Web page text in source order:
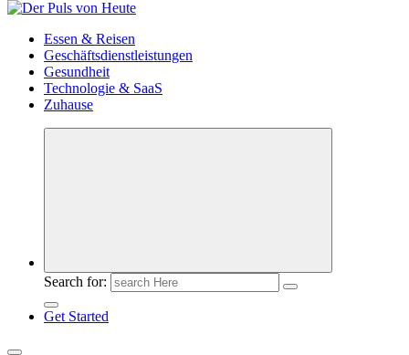
Meldungen die Resonanz finden
Essen & Reisen
Geschäftsdienstleistungen
Gesundheit
Technologie & SaaS
Zuhause
Search for:
Get Started